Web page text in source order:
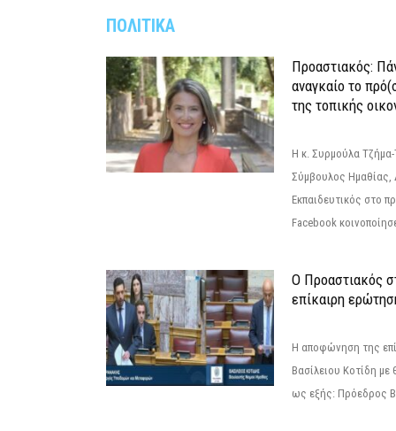
ΠΟΛΙΤΙΚΑ
Προαστιακός:
αναγκαίο το
της τοπικής
Η κ. Συρμούλα
Σύμβουλος Ημαθίας,
Εκπαιδευτικός στο
Facebook
Ο Προαστιακός
επίκαιρη
Η αποφώνηση της
Βασίλειου Κοτίδη με
ως εξής: Πρόεδρος